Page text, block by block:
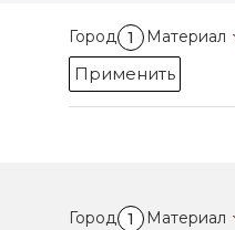
Город 1 Материал
Применить
Город 1 Материал